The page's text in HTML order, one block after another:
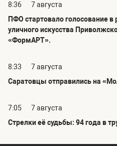
8:36
7 августа
ПФО стартовало голосование в
уличного искусства
«ФормАРТ».
8:33
7 августа
Саратовцы отправились на
7:05
7 августа
Стрелки её судьбы: 94 года в